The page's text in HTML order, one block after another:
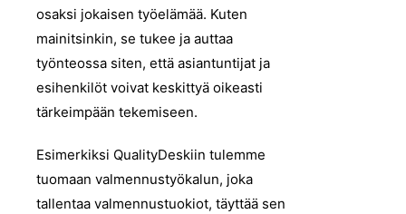
osaksi jokaisen työelämää. Kuten
mainitsinkin, se tukee ja auttaa
työnteossa siten, että asiantuntijat ja
esihenkilöt voivat keskittyä oikeasti
tärkeimpään tekemiseen.
Esimerkiksi QualityDeskiin tulemme
tuomaan valmennustyökalun, joka
tallentaa valmennustuokiot, täyttää sen